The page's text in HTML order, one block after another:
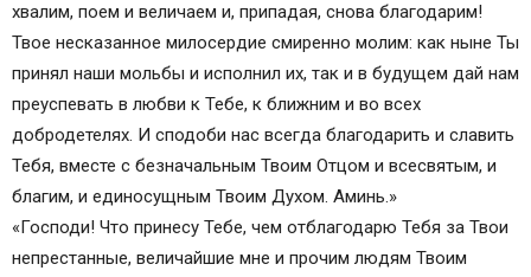
хвалим, поем и величаем и, припадая, снова благодарим!
Твое несказанное милосердие смиренно молим: как ныне Ты
принял наши мольбы и исполнил их, так и в будущем дай нам
преуспевать в любви к Тебе, к ближним и во всех
добродетелях. И сподоби нас всегда благодарить и славить
Тебя, вместе с безначальным Твоим Отцом и всесвятым, и
благим, и единосущным Твоим Духом. Аминь.»
«Господи! Что принесу Тебе, чем отблагодарю Тебя за Твои
непрестанные, величайшие мне и прочим людям Твоим